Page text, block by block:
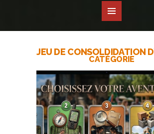
JEU DE CONSOLDIDATION
CATÉGORIE